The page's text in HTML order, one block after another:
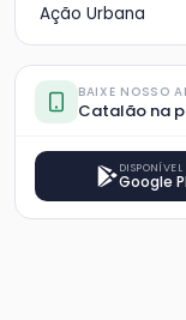
Ação Urbana
BAIXE NOSSO
Catalão na
DISPONÍVEL
Google